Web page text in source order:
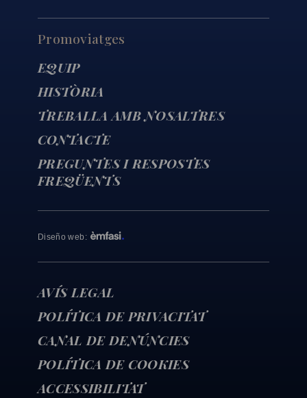
Promoviatges
EQUIP
HISTÒRIA
TREBALLA AMB NOSALTRES
CONTACTE
PREGUNTES I RESPOSTES
FREQÜENTS
AVÍS LEGAL
POLÍTICA DE PRIVACITAT
CANAL DE DENÚNCIES
POLÍTICA DE COOKIES
ACCESSIBILITAT
Diseño web :